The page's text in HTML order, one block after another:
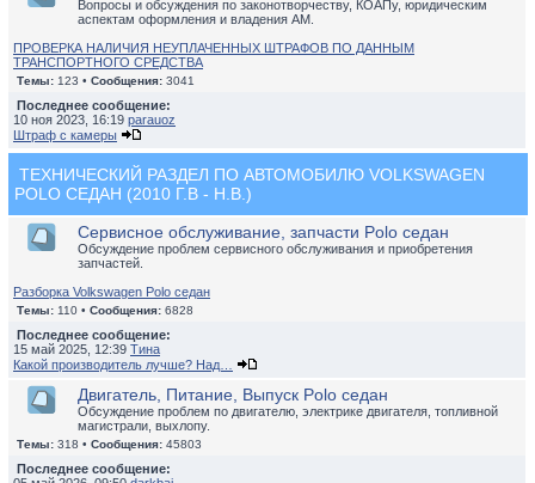
Вопросы и обсуждения по законотворчеству, КОАПу, юридическим
аспектам оформления и владения АМ.
ПРОВЕРКА НАЛИЧИЯ НЕУПЛАЧЕННЫХ ШТРАФОВ ПО ДАННЫМ
ТРАНСПОРТНОГО СРЕДСТВА
Темы: 123 • Сообщения: 3041
Последнее сообщение:
10 ноя 2023, 16:19 parauoz
Штраф с камеры
ТЕХНИЧЕСКИЙ РАЗДЕЛ ПО АВТОМОБИЛЮ VOLKSWAGEN
POLO СЕДАН (2010 Г.В - Н.В.)
Сервисное обслуживание, запчасти Polo седан
Обсуждение проблем сервисного обслуживания и приобретения
запчастей.
Разборка Volkswagen Polo седан
Темы: 110 • Сообщения: 6828
Последнее сообщение:
15 май 2025, 12:39 Тина
Какой производитель лучше? Над…
Двигатель, Питание, Выпуск Polo седан
Обсуждение проблем по двигателю, электрике двигателя, топливной
магистрали, выхлопу.
Темы: 318 • Сообщения: 45803
Последнее сообщение: